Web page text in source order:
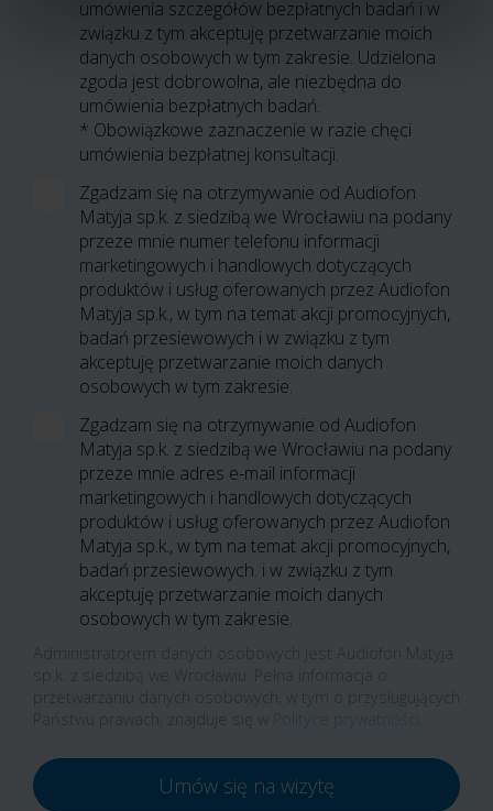
umówienia szczegółów bezpłatnych badań i w
związku z tym akceptuję przetwarzanie moich
danych osobowych w tym zakresie. Udzielona
zgoda jest dobrowolna, ale niezbędna do
umówienia bezpłatnych badań.
* Obowiązkowe zaznaczenie w razie chęci
umówienia bezpłatnej konsultacji.
Zgadzam się na otrzymywanie od Audiofon
Matyja sp.k. z siedzibą we Wrocławiu na podany
przeze mnie numer telefonu informacji
marketingowych i handlowych dotyczących
produktów i usług oferowanych przez Audiofon
Matyja sp.k., w tym na temat akcji promocyjnych,
badań przesiewowych i w związku z tym
akceptuję przetwarzanie moich danych
osobowych w tym zakresie.
Zgadzam się na otrzymywanie od Audiofon
Matyja sp.k. z siedzibą we Wrocławiu na podany
przeze mnie adres e-mail informacji
marketingowych i handlowych dotyczących
produktów i usług oferowanych przez Audiofon
Matyja sp.k., w tym na temat akcji promocyjnych,
badań przesiewowych. i w związku z tym
akceptuję przetwarzanie moich danych
osobowych w tym zakresie.
Umów się na wizytę